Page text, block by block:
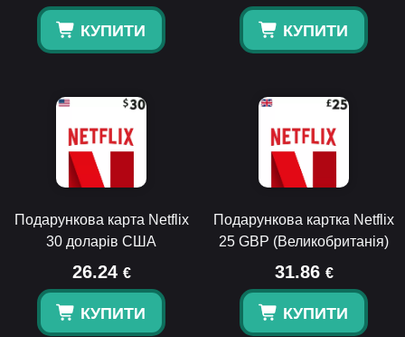
КУПИТИ КУПИТИ
Подарункова карта Netflix
30 доларів США
26.24 €
КУПИТИ
Подарункова картка Netflix
25 GBP (Великобританія)
31.86 €
КУПИТИ